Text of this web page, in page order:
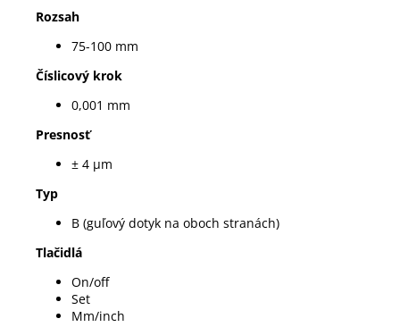
Rozsah
75-100 mm
Číslicový krok
0,001 mm
Presnosť
± 4 µm
Typ
B (guľový dotyk na oboch stranách)
Tlačidlá
On/off
Set
Mm/inch